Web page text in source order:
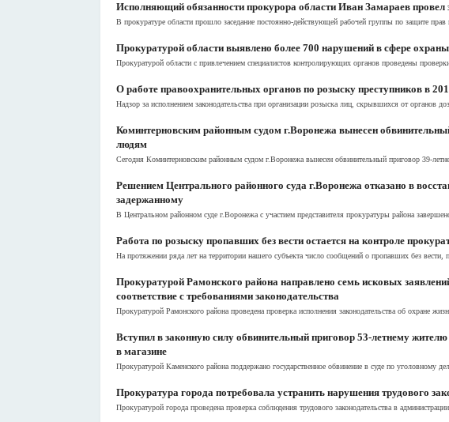
Исполняющий обязанности прокурора области Иван Замараев
В прокуратуре области прошло заседание постоянно-действующей рабочей группы по защите
Прокуратурой области выявлено более 700 нарушений в сфере
Прокуратурой области с привлечением специалистов контролирующих органов проведены
О работе правоохранительных органов по розыску преступников в
Надзор за исполнением законодательства при организации розыска лиц, скрывшихся от органов
Коминтерновским районным судом г.Воронежа вынесен
людям
Сегодня Коминтерновским районным судом г.Воронежа вынесен обвинительный приговор 39-
Решением Центрального районного суда г.Воронежа отказано в
задержанному
В Центральном районном суде г.Воронежа с участием представителя прокуратуры района
Работа по розыску пропавших без вести остается на контроле
На протяжении ряда лет на территории нашего субъекта число сообщений о пропавших без вести,
Прокуратурой Рамонского района направлено семь исковых
соответствие с требованиями законодательства
Прокуратурой Рамонского района проведена проверка исполнения законодательства об охране
Вступил в законную силу обвинительный приговор 53-летнему
в магазине
Прокуратурой Каменского района поддержано государственное обвинение в суде по уголовному
Прокуратура города потребовала устранить нарушения трудового
Прокуратурой города проведена проверка соблюдения трудового законодательства в